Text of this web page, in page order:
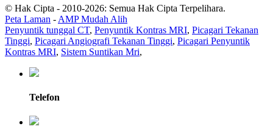
© Hak Cipta - 2010-2026: Semua Hak Cipta Terpelihara.
Peta Laman - AMP Mudah Alih
Penyuntik tunggal CT, Penyuntik Kontras MRI, Picagari Tekanan
Tinggi, Picagari Angiografi Tekanan Tinggi, Picagari Penyuntik
Kontras MRI, Sistem Suntikan Mri,
Telefon